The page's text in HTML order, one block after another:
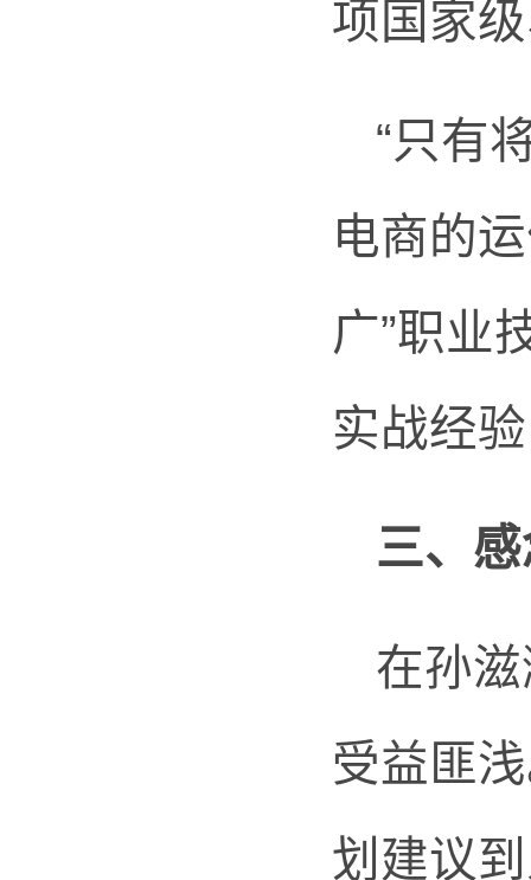
项国家
“只有
电商的
广”职业
实战经
三、
在孙
受益匪
划建议